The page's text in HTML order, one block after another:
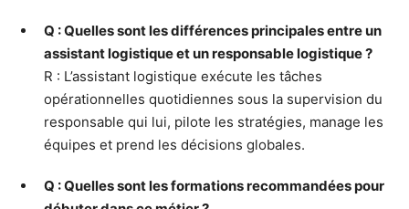
Q : Quelles sont les différences principales entre un
assistant logistique et un responsable logistique ?
R : L’assistant logistique exécute les tâches
opérationnelles quotidiennes sous la supervision du
responsable qui lui, pilote les stratégies, manage les
équipes et prend les décisions globales.
Q : Quelles sont les formations recommandées pour